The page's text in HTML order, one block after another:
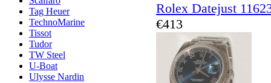
Tag Heuer
TechnoMarine
Tissot
Tudor
TW Steel
U-Boat
Ulysse Nardin
Rolex Datejust
€413